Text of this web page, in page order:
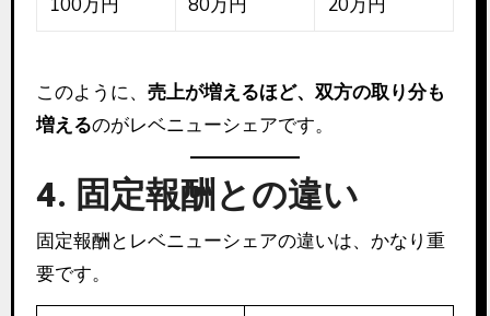
このように、 売上が増えるほど、双方の取り分も
増えるのがレベニューシェアです。
4. 固定報酬との違い
固定報酬とレベニューシェアの違いは、かなり重
要です。